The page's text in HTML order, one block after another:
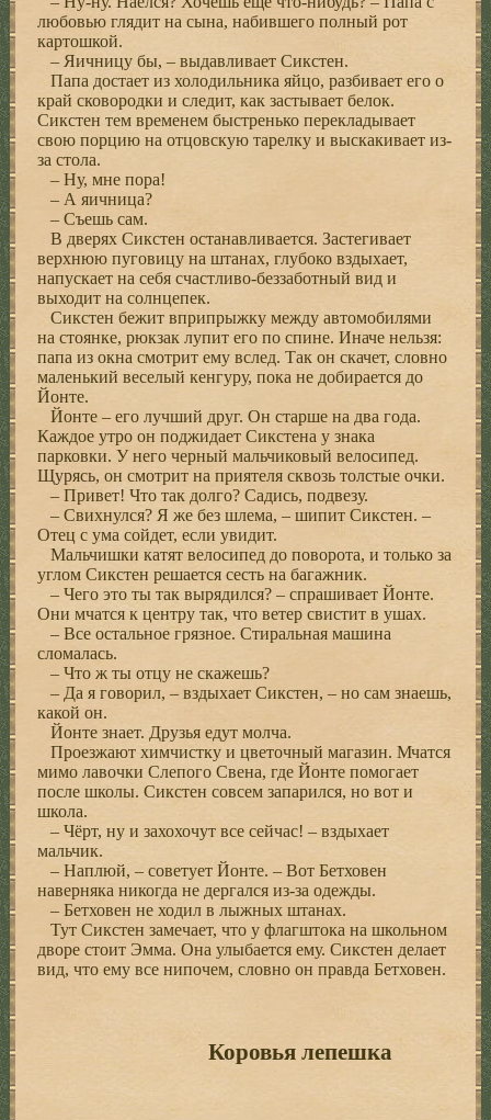
любовью глядит на сына, набившего полный рот
картошкой.
– Яичницу бы, – выдавливает Сикстен.
Папа достает из холодильника яйцо, разбивает его о
край сковородки и следит, как застывает белок.
Сикстен тем временем быстренько перекладывает
свою порцию на отцовскую тарелку и выскакивает из-
за стола.
– Ну, мне пора!
– А яичница?
– Съешь сам.
В дверях Сикстен останавливается. Застегивает
верхнюю пуговицу на штанах, глубоко вздыхает,
напускает на себя счастливо-беззаботный вид и
выходит на солнцепек.
Сикстен бежит вприпрыжку между автомобилями
на стоянке, рюкзак лупит его по спине. Иначе нельзя:
папа из окна смотрит ему вслед. Так он скачет, словно
маленький веселый кенгуру, пока не добирается до
Йонте.
Йонте – его лучший друг. Он старше на два года.
Каждое утро он поджидает Сикстена у знака
парковки. У него черный мальчиковый велосипед.
Щурясь, он смотрит на приятеля сквозь толстые очки.
– Привет! Что так долго? Садись, подвезу.
– Свихнулся? Я же без шлема, – шипит Сикстен. –
Отец с ума сойдет, если увидит.
Мальчишки катят велосипед до поворота, и только за
углом Сикстен решается сесть на багажник.
– Чего это ты так вырядился? – спрашивает Йонте.
Они мчатся к центру так, что ветер свистит в ушах.
– Все остальное грязное. Стиральная машина
сломалась.
– Что ж ты отцу не скажешь?
– Да я говорил, – вздыхает Сикстен, – но сам знаешь,
какой он.
Йонте знает. Друзья едут молча.
Проезжают химчистку и цветочный магазин. Мчатся
мимо лавочки Слепого Свена, где Йонте помогает
после школы. Сикстен совсем запарился, но вот и
школа.
– Чёрт, ну и захохочут все сейчас! – вздыхает
мальчик.
– Наплюй, – советует Йонте. – Вот Бетховен
наверняка никогда не дергался из-за одежды.
– Бетховен не ходил в лыжных штанах.
Тут Сикстен замечает, что у флагштока на школьном
дворе стоит Эмма. Она улыбается ему. Сикстен делает
вид, что ему все нипочем, словно он правда Бетховен.
Коровья лепешка